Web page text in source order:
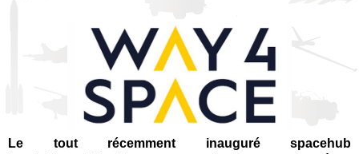
Le tout récemment inauguré spacehub